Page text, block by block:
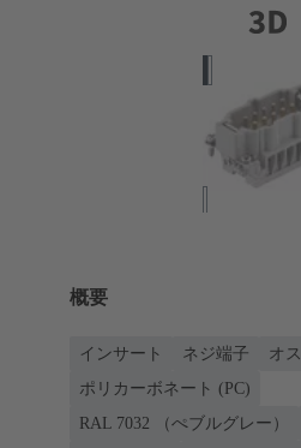
概要
インサート ネジ端子
オス
ポリカーボネート (PC)
RAL 7032 （ぺブルグレー）